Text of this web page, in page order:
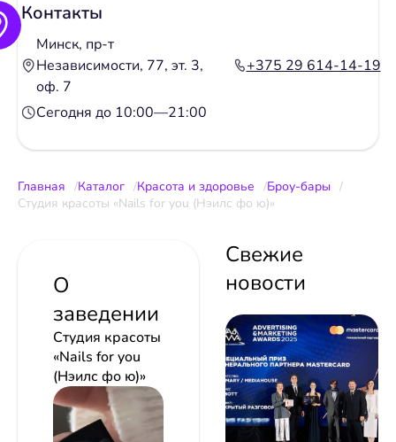
Контакты
Минск, пр-т
Независимости, 77, эт. 3,
оф. 7
+375 29 614-14-19
Сегодня до 10:00—21:00
Главная Каталог Красота и здоровье
Броу-бары
Студия красоты «Nails for you (Нэилс фо ю)»
О
заведении
Студия красоты
«Nails for you
(Нэилс фо ю)»
Свежие
новости